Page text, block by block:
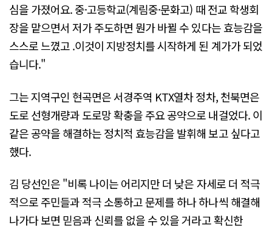
심을 가졌어요. 중·고등학교(계림중·문화고) 때 전교 학생회
장을 맡으면서 저가 주도하면 뭔가 바뀔 수 있다는 효능감을
스스로 느꼈고 .이것이 지방정치를 시작하게 된 계가가 되었
습니다."
그는 지역구인 현곡면은 서경주역 KTX열차 정차, 천북면은
도로 선형개량과 도로망 확충을 주요 공약으로 내걸었다. 이
같은 공약을 해결하는 정치적 효능감을 발휘해 보고 싶다고
했다.
김 당선인은 "비록 나이는 어리지만 더 낮은 자세로 더 적극
적으로 주민들과 적극 소통하고 문제를 하나 하나씩 해결해
나가다 보면 믿음과 신뢰를 없을 수 있을 거라고 확신한